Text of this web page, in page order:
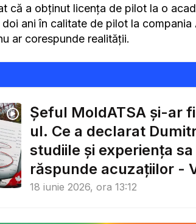
că a obținut licența de pilot la o
ani în calitate de pilot la compania
ar corespunde realității.
Șeful MoldATSA și-ar
ul. Ce a declarat
studiile și experiența
răspunde acuzațiilor -
18 iunie 2026, ora 13:12